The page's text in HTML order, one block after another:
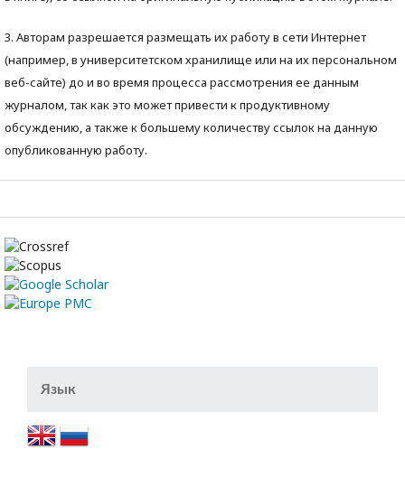
3. Авторам разрешается размещать их работу в сети Интернет
(например, в университетском хранилище или на их персональном
веб-сайте) до и во время процесса рассмотрения ее данным
журналом, так как это может привести к продуктивному
обсуждению, а также к большему количеству ссылок на данную
опубликованную работу.
Язык